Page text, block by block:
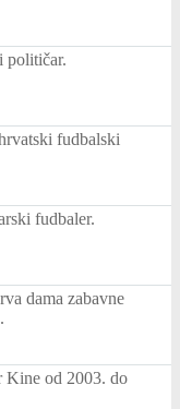
političar.
fudbalski
fudbaler.
dama zabavne
Kine od 2003. do